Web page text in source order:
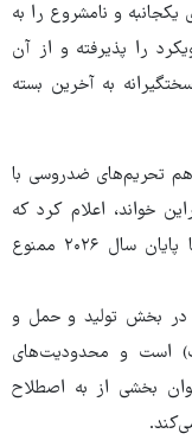
یکجانبه و نامشروع را به
را پذیرفته و از آن
به آخرین بسته
تحریم‌های ضدروسی با
خواند، اعلام کرد که
عرضه گاز مایع طبیعی روسیه به اتحادیه اروپا پایان سال ۲۰۲۶ ممنوع
بخش تولید و حمل و
است و محدودیت‌های
بخشی از به اصطلاح